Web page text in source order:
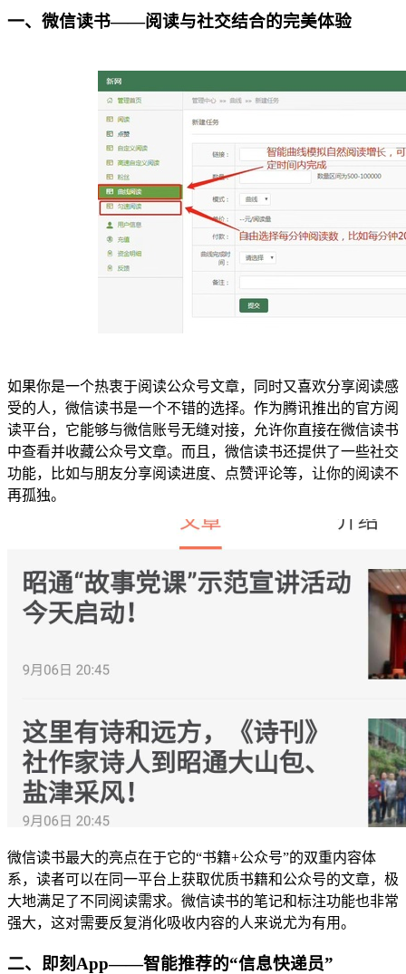
一、微信读书——阅读与社交结合的完美体验
如果你是一个热衷于阅读公众号文章，同时又喜欢分享阅读感
受的人，微信读书是一个不错的选择。作为腾讯推出的官方阅
读平台，它能够与微信账号无缝对接，允许你直接在微信读书
中查看并收藏公众号文章。而且，微信读书还提供了一些社交
功能，比如与朋友分享阅读进度、点赞评论等，让你的阅读不
再孤独。
微信读书最大的亮点在于它的“书籍+公众号”的双重内容体
系，读者可以在同一平台上获取优质书籍和公众号的文章，极
大地满足了不同阅读需求。微信读书的笔记和标注功能也非常
强大，这对需要反复消化吸收内容的人来说尤为有用。
二、即刻App——智能推荐的“信息快递员”